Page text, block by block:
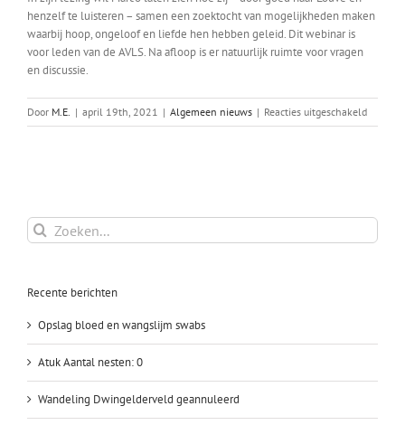
henzelf te luisteren – samen een zoektocht van mogelijkheden maken
waarbij hoop, ongeloof en liefde hen hebben geleid. Dit webinar is
voor leden van de AVLS. Na afloop is er natuurlijk ruimte voor vragen
en discussie.
Door M.E. | april 19th, 2021 | Algemeen nieuws | Reacties uitgeschakeldvoor
Webinar
hond
ziek’
Zoeken
naar:
Recente berichten
Opslag bloed en wangslijm swabs
Atuk Aantal nesten: 0
Wandeling Dwingelderveld geannuleerd